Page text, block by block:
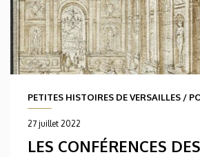
PETITES HISTOIRES DE VERSAILLES /
27 juillet 2022
LES CONFÉRENCES